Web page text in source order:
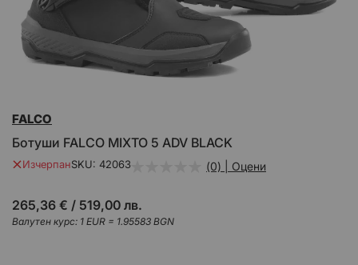
към
на
галерия
Ботуши FALCO MIXTO 5 ADV BLACK
FALCO
ИзчерпанSKU 42063 (0) | Оцени
265,36 € / 519,00 лв.
Валутен курс: 1 EUR = 1.95583 BGN